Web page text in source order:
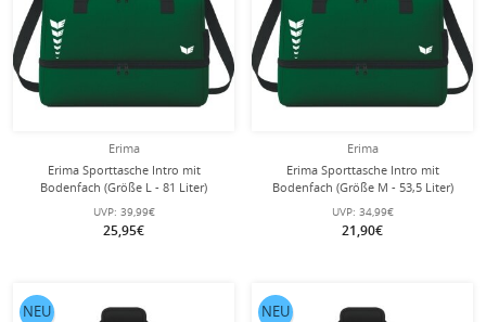
Erima
Erima Sporttasche Intro mit
Bodenfach (Größe L - 81 Liter)
smaragdgrün 60x33x41cm
UVP: 39,99€
25,95€
Erima
Erima Sporttasche Intro mit
Bodenfach (Größe M - 53,5 Liter)
smaragdgrün 50x29x37cm
UVP: 34,99€
21,90€
NEU NEU